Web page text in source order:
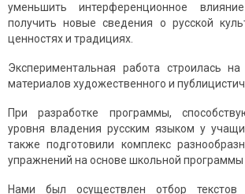
уменьшить интерференционное
получить новые сведения о русской
ценностях и традициях.
Экспериментальная работа строилась на
материалов художественного и
При разработке программы,
уровня владения русским языком у
также подготовили комплекс
упражнений на основе школьной программы
Нами был осуществлен отбор